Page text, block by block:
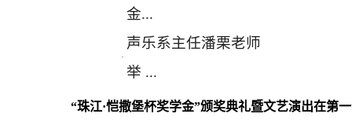
金...
·
声乐系主任潘栗老师
举 ...
“珠江·恺撒堡杯奖学金”颁奖典礼暨文艺演出在第